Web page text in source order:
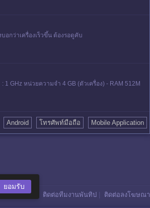
อกว่าเครื่องเร็วขึ้น ต้องรอดูคับ
GHz หน่วยความจำ 4 GB (ตัวเครื่อง) - RAM 512M
Android โทรศัพท์มือถือ Mobile Application
ติดต่อทีมงานพันทิป ติดต่อลงโฆษณา
ยอมรับ